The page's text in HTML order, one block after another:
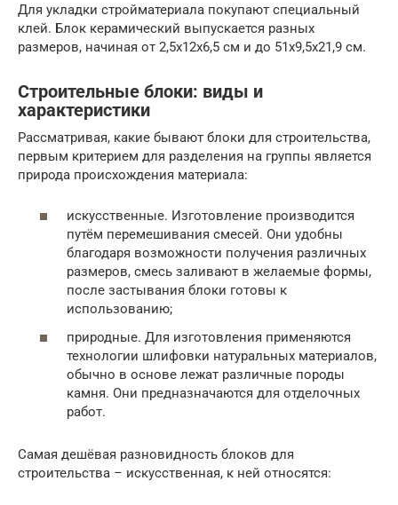
Для укладки стройматериала покупают специальный
клей. Блок керамический выпускается разных
размеров, начиная от 2,5х12х6,5 см и до 51х9,5х21,9 см.
Строительные блоки: виды и
характеристики
Рассматривая, какие бывают блоки для строительства,
первым критерием для разделения на группы является
природа происхождения материала:
искусственные. Изготовление производится
путём перемешивания смесей. Они удобны
благодаря возможности получения различных
размеров, смесь заливают в желаемые формы,
после застывания блоки готовы к
использованию;
природные. Для изготовления применяются
технологии шлифовки натуральных материалов,
обычно в основе лежат различные породы
камня. Они предназначаются для отделочных
работ.
Самая дешёвая разновидность блоков для
строительства – искусственная, к ней относятся: